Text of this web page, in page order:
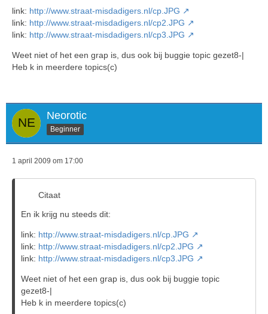
link: http://www.straat-misdadigers.nl/cp.JPG
link: http://www.straat-misdadigers.nl/cp2.JPG
link: http://www.straat-misdadigers.nl/cp3.JPG
Weet niet of het een grap is, dus ook bij buggie topic gezet8-|
Heb k in meerdere topics(c)
Neorotic
Beginner
1 april 2009 om 17:00
Citaat
En ik krijg nu steeds dit:
link: http://www.straat-misdadigers.nl/cp.JPG
link: http://www.straat-misdadigers.nl/cp2.JPG
link: http://www.straat-misdadigers.nl/cp3.JPG
Weet niet of het een grap is, dus ook bij buggie topic
gezet8-|
Heb k in meerdere topics(c)